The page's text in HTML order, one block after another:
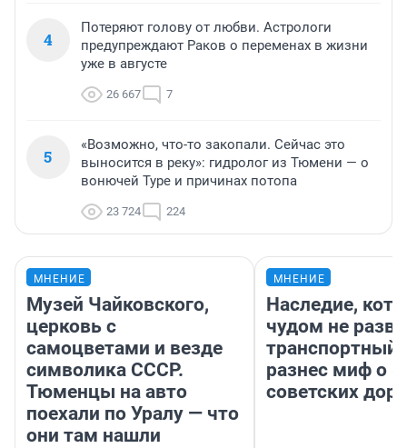
4
Потеряют голову от любви. Астрологи
предупреждают Раков о переменах в жизни
уже в августе
26 667 7
5
«Возможно, что-то закопали. Сейчас это
выносится в реку»: гидролог из Тюмени — о
вонючей Туре и причинах потопа
23 724 224
МНЕНИЕ
Музей Чайковского,
церковь с
самоцветами и везде
символика СССР.
Тюменцы на авто
поехали по Уралу — что
они там нашли
МНЕНИЕ
Наследие,
чудом не
транспортный
разнес миф о
советских